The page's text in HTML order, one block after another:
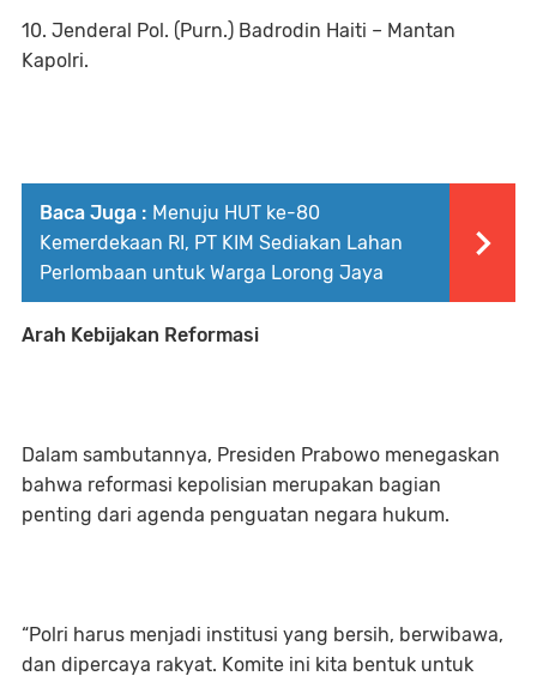
10. Jenderal Pol. (Purn.) Badrodin Haiti – Mantan
Kapolri.
Baca Juga : Menuju HUT ke-80
Kemerdekaan RI, PT KIM Sediakan Lahan
Perlombaan untuk Warga Lorong Jaya
Arah Kebijakan Reformasi
Dalam sambutannya, Presiden Prabowo menegaskan
bahwa reformasi kepolisian merupakan bagian
penting dari agenda penguatan negara hukum.
“Polri harus menjadi institusi yang bersih, berwibawa,
dan dipercaya rakyat. Komite ini kita bentuk untuk